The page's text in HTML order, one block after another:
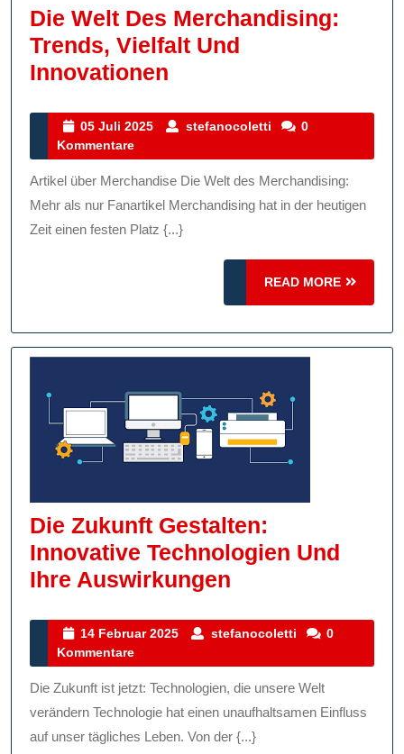
Die Welt Des Merchandising:
Trends, Vielfalt Und
Innovationen
Des
Trends,
Vielfalt
Und
Innovationen
05 Juli 2025
05
2025
stefanocoletti stefanocoletti
0
Kommentare
Artikel über Merchandise Die Welt des Merchandising:
Mehr als nur Fanartikel Merchandising hat in der heutigen
Zeit einen festen Platz {...}
READ MORE
READ
MORE
Die Zukunft Gestalten:
Innovative Technologien Und
Ihre Auswirkungen
Gestalten:
Technologien
Und
Ihre
14 Februar 2025
14
2025
stefanocoletti stefanocoletti
0
Kommentare
Die Zukunft ist jetzt: Technologien, die unsere Welt
verändern Technologie hat einen unaufhaltsamen Einfluss
auf unser tägliches Leben. Von der {...}